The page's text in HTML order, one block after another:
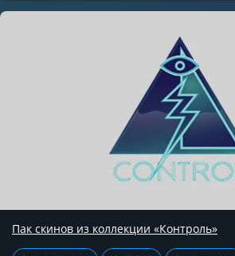
Пак скинов из коллекции «Контроль»